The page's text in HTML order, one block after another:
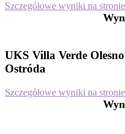
Szczegółowe wyniki na
UKS Villa Verde
Ostróda
Szczegółowe wyniki na